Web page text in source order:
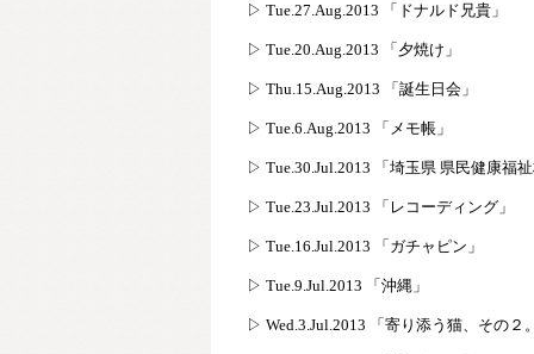
▷ Tue.27.Aug.2013 「ドナルド兄貴」
▷ Tue.20.Aug.2013 「夕焼け」
▷ Thu.15.Aug.2013 「誕生日会」
▷ Tue.6.Aug.2013 「メモ帳」
▷ Tue.30.Jul.2013 「埼玉県 県民健康福祉
▷ Tue.23.Jul.2013 「レコーディング」
▷ Tue.16.Jul.2013 「ガチャピン」
▷ Tue.9.Jul.2013 「沖縄」
▷ Wed.3.Jul.2013 「寄り添う猫、その２